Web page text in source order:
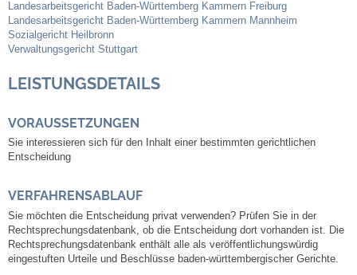
Service
Notdienste
Fahrplanauskünfte
Abfall-Infos
Bildergalerie
Rund um den Wein
Landesarbeitsgericht Baden-Württemberg Kammern Freiburg
Landesarbeitsgericht Baden-Württemberg Kammern Mannheim
Sozialgericht Heilbronn
Verwaltungsgericht Stuttgart
LEISTUNGSDETAILS
VORAUSSETZUNGEN
Sie interessieren sich für den Inhalt einer bestimmten gerichtlichen
Entscheidung
VERFAHRENSABLAUF
Sie möchten die Entscheidung privat verwenden? Prüfen Sie in der
Rechtsprechungsdatenbank, ob die Entscheidung dort vorhanden ist. Die
Rechtsprechungsdatenbank enthält alle als veröffentlichungswürdig
eingestuften Urteile und Beschlüsse baden-württembergischer Gerichte.